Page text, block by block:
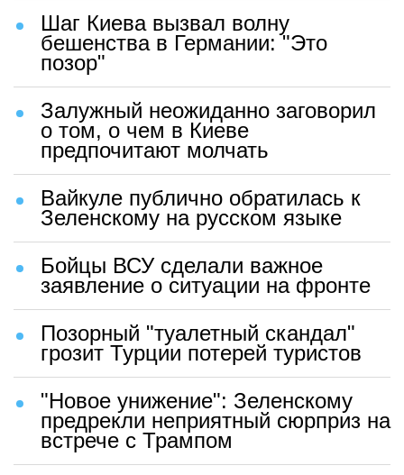
Шаг Киева вызвал волну
бешенства в Германии: "Это
позор"
Залужный неожиданно заговорил
о том, о чем в Киеве
предпочитают молчать
Вайкуле публично обратилась к
Зеленскому на русском языке
Бойцы ВСУ сделали важное
заявление о ситуации на фронте
Позорный "туалетный скандал"
грозит Турции потерей туристов
"Новое унижение": Зеленскому
предрекли неприятный сюрприз на
встрече с Трампом